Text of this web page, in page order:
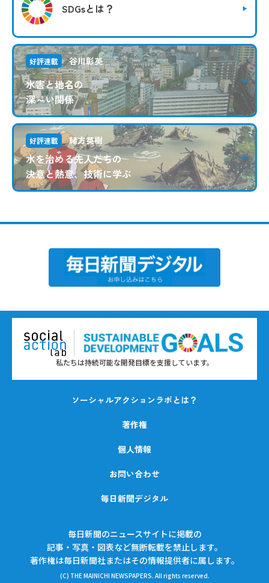
SDGsとは？
好評連載 谷川彰英
水害と地名の
深～い関係
好評連載 緒方英樹
水を治める先人たちの
決意と熱意、技術に学ぶ
私たちは持続可能な開発目標を支援しています。
ソーシャルアクションラボとは？
著作権
個人情報
お問い合わせ
毎日新聞デジタル
毎日新聞のニュースサイトに掲載の
記事・写真・図表など無断転載を禁止します。
著作権は毎日新聞社またはその情報提供者に属します。
(C) THE MAINICHI NEWSPAPERS. All rights reserved.